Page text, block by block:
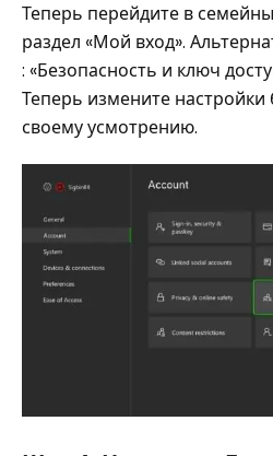
Теперь перейдите в
раздел «Мой вход».
: «Безопасность и ключ
Теперь измените настройки
своему усмотрению.